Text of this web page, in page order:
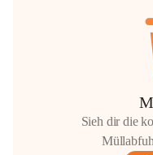
Sieh dir die